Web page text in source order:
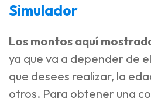
Simulador
Los montos aquí
ya que va a depender de
que desees realizar, la
otros. Para obtener una